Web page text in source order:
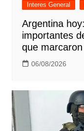
Interes General
Argentina
importantes
que
06/08/2026